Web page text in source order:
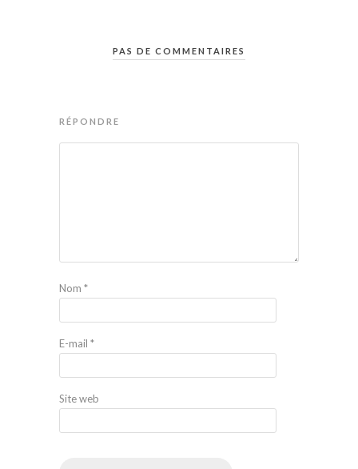
PAS DE COMMENTAIRES
RÉPONDRE
Nom *
E-mail *
Site web